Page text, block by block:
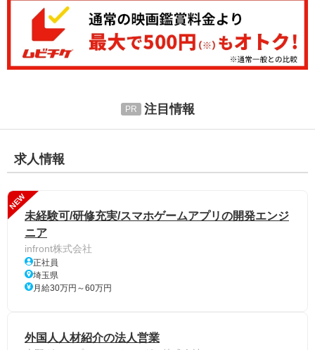
注目情報
求人情報
NEW
未経験可/研修充実/スマホゲームアプリの開発エンジ
ニア
infront株式会社
正社員
埼玉県
月給30万円～60万円
外国人人材紹介の法人営業